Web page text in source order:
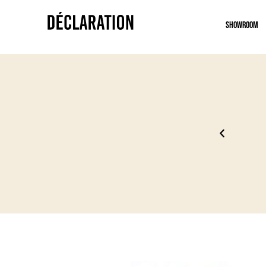
Showroom